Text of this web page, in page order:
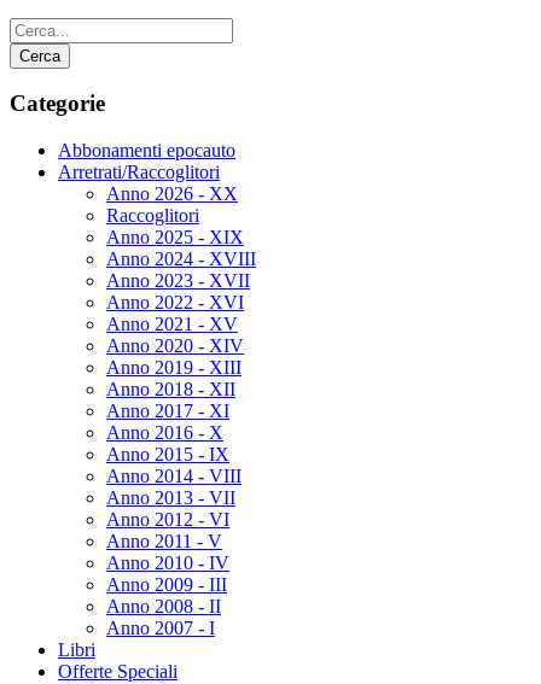
Categorie
Abbonamenti epocauto
Arretrati/Raccoglitori
Anno 2026 - XX
Raccoglitori
Anno 2025 - XIX
Anno 2024 - XVIII
Anno 2023 - XVII
Anno 2022 - XVI
Anno 2021 - XV
Anno 2020 - XIV
Anno 2019 - XIII
Anno 2018 - XII
Anno 2017 - XI
Anno 2016 - X
Anno 2015 - IX
Anno 2014 - VIII
Anno 2013 - VII
Anno 2012 - VI
Anno 2011 - V
Anno 2010 - IV
Anno 2009 - III
Anno 2008 - II
Anno 2007 - I
Libri
Offerte Speciali